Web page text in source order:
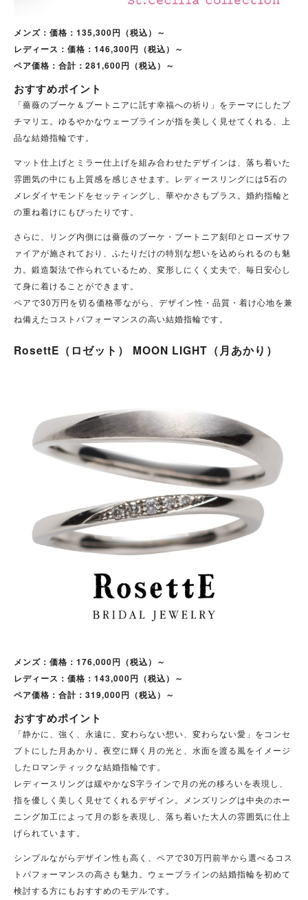
メンズ：価格：135,300円（税込）～
レディース：価格：146,300円（税込）～
ペア価格：合計：281,600円（税込）～
おすすめポイント
「薔薇のブーケ＆ブートニアに託す幸福への祈り」をテーマにしたプ
チマリエ。ゆるやかなウェーブラインが指を美しく見せてくれる、上
品な結婚指輪です。
マット仕上げとミラー仕上げを組み合わせたデザインは、落ち着いた
雰囲気の中にも上質感を感じさせます。レディースリングには5石の
メレダイヤモンドをセッティングし、華やかさもプラス。婚約指輪と
の重ね着けにもぴったりです。
さらに、リング内側には薔薇のブーケ・ブートニア刻印とローズサフ
ァイアが施されており、ふたりだけの特別な想いを込められるのも魅
力。鍛造製法で作られているため、変形しにくく丈夫で、毎日安心し
て身に着けることができます。
ペアで30万円を切る価格帯ながら、デザイン性・品質・着け心地を兼
ね備えたコストパフォーマンスの高い結婚指輪です。
RosettE（ロゼット） MOON LIGHT（月あかり）
メンズ：価格：176,000円（税込）～
レディース：価格：143,000円（税込）～
ペア価格：合計：319,000円（税込）～
おすすめポイント
「静かに、強く、永遠に、変わらない想い、変わらない愛」をコンセ
プトにした月あかり。夜空に輝く月の光と、水面を渡る風をイメージ
したロマンティックな結婚指輪です。
レディースリングは緩やかなS字ラインで月の光の移ろいを表現し、
指を優しく美しく見せてくれるデザイン。メンズリングは中央のホー
ニング加工によって月の影を表現し、落ち着いた大人の雰囲気に仕上
げられています。
シンプルながらデザイン性も高く、ペアで30万円前半から選べるコス
トパフォーマンスの高さも魅力。ウェーブラインの結婚指輪を初めて
検討する方にもおすすめのモデルです。